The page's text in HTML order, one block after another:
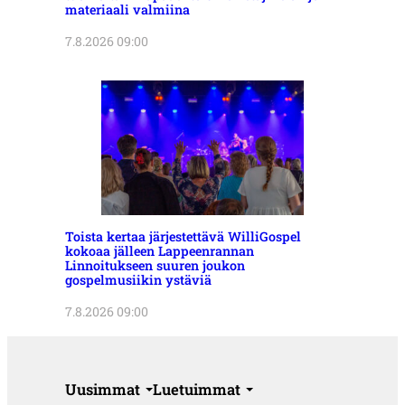
materiaali valmiina
7.8.2026 09:00
Toista kertaa järjestettävä WilliGospel
kokoaa jälleen Lappeenrannan
Linnoitukseen suuren joukon
gospelmusiikin ystäviä
7.8.2026 09:00
Uusimmat Luetuimmat